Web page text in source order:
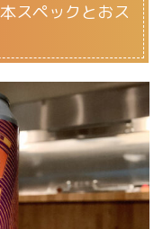
スペックとおス